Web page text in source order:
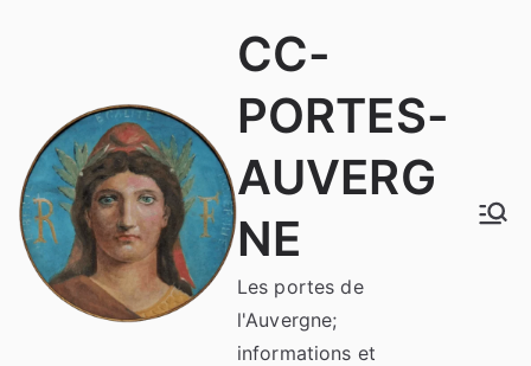
CC-
PORTES-
AUVERG
NE
Les portes de
l'Auvergne;
informations et